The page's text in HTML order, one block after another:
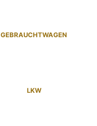
GEBRAUCHTWAGEN
LKW